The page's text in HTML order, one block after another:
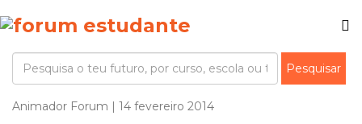
Animador Forum | 14 fevereiro 2014